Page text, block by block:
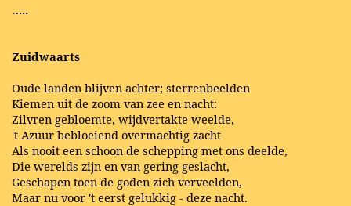
…..
Zuidwaarts
Oude landen blijven achter; sterrenbeelden
Kiemen uit de zoom van zee en nacht:
Zilvren gebloemte, wijdvertakte weelde,
't Azuur bebloeiend overmachtig zacht
Als nooit een schoon de schepping met ons deelde,
Die werelds zijn en van gering geslacht,
Geschapen toen de goden zich verveelden,
Maar nu voor 't eerst gelukkig - deze nacht.